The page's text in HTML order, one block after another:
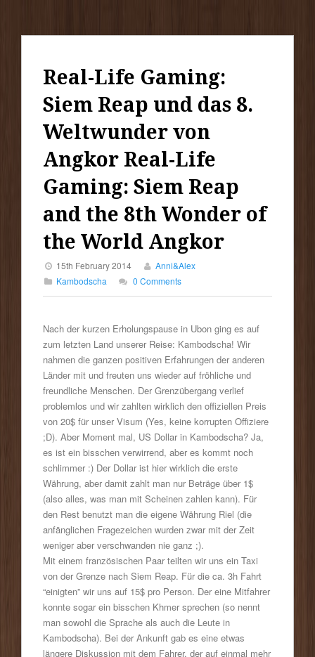
Real-Life Gaming:
Siem Reap und das 8.
Weltwunder von
Angkor Real-Life
Gaming: Siem Reap
and the 8th Wonder of
the World Angkor
15th February 2014
Anni&Alex
Kambodscha
0 Comments
Nach der kurzen Erholungspause in Ubon ging es auf
zum letzten Land unserer Reise: Kambodscha! Wir
nahmen die ganzen positiven Erfahrungen der anderen
Länder mit und freuten uns wieder auf fröhliche und
freundliche Menschen. Der Grenzübergang verlief
problemlos und wir zahlten wirklich den offiziellen Preis
von 20$ für unser Visum (Yes, keine korrupten Offiziere
;D). Aber Moment mal, US Dollar in Kambodscha? Ja,
es ist ein bisschen verwirrend, aber es kommt noch
schlimmer :) Der Dollar ist hier wirklich die erste
Währung, aber damit zahlt man nur Beträge über 1$
(also alles, was man mit Scheinen zahlen kann). Für
den Rest benutzt man die eigene Währung Riel (die
anfänglichen Fragezeichen wurden zwar mit der Zeit
weniger aber verschwanden nie ganz ;).
Mit einem französischen Paar teilten wir uns ein Taxi
von der Grenze nach Siem Reap. Für die ca. 3h Fahrt
“einigten” wir uns auf 15$ pro Person. Der eine Mitfahrer
konnte sogar ein bisschen Khmer sprechen (so nennt
man sowohl die Sprache als auch die Leute in
Kambodscha). Bei der Ankunft gab es eine etwas
längere Diskussion mit dem Fahrer, der auf einmal mehr